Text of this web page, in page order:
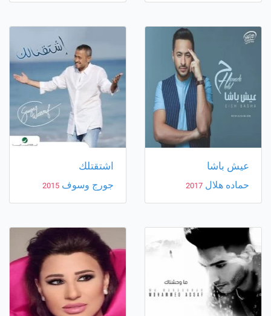
عيش باشا
حماده هلال 2017
اشتقتلك
جورج وسوف 2015